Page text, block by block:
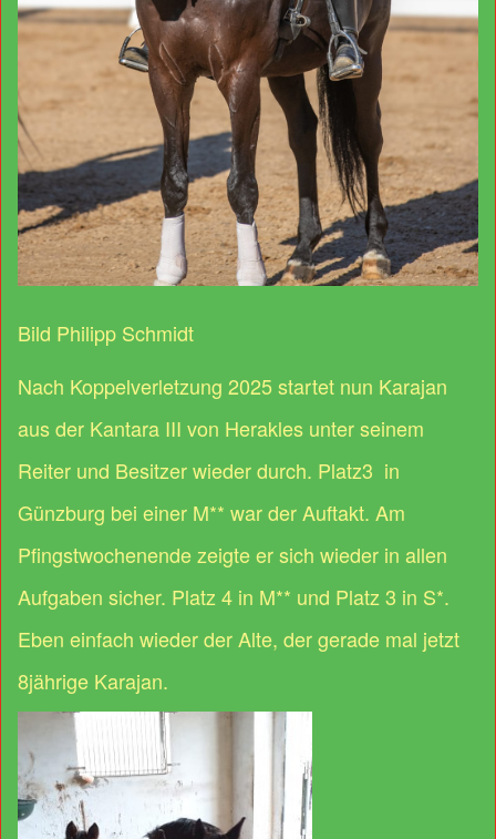
Bild Philipp Schmidt
Nach Koppelverletzung 2025 startet nun Karajan
aus der Kantara III von Herakles unter seinem
Reiter und Besitzer wieder durch. Platz3 in
Günzburg bei einer M** war der Auftakt. Am
Pfingstwochenende zeigte er sich wieder in allen
Aufgaben sicher. Platz 4 in M** und Platz 3 in S*.
Eben einfach wieder der Alte, der gerade mal jetzt
8jährige Karajan.